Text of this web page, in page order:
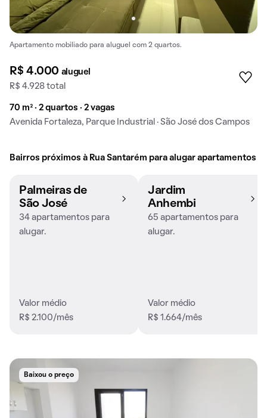
Apartamento mobiliado para aluguel com 2 quartos.
R$ 4.000 aluguel
R$ 4.928 total
70 m² · 2 quartos · 2 vagas
Avenida Fortaleza, Parque Industrial · São José dos Campos
Bairros próximos à Rua Santarém para alugar apartamentos
Palmeiras de
São José
34 apartamentos para
alugar.
Valor médio
R$ 2.100/mês
Jardim
Anhembi
65 apartamentos para
alugar.
Valor médio
R$ 1.664/mês
Baixou o preço